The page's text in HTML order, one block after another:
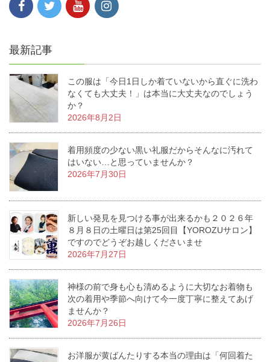
最新記事
この服は「今日1日しか着ていないから直ぐに洗わ
なくても大丈夫！」は本当に大丈夫なのでしょう
か？
2026年8月2日
着用頻度の少ない黒い礼服だからそんなに汚れて
はいない…と思っていませんか？
2026年7月30日
新しい発見を見つける事が出来るかも２０２６年
８月８日の土曜日は第25回目【YOROZUサロン】
ですのでどうぞお越しくださいませ
2026年7月27日
神様の前で身も心も清めるように大切なお着物も
次の着用や季節へ向けて今一度丁寧に整えてあげ
ませんか？
2026年7月26日
お洋服が黄ばんたりする本当の理由は「何回着た